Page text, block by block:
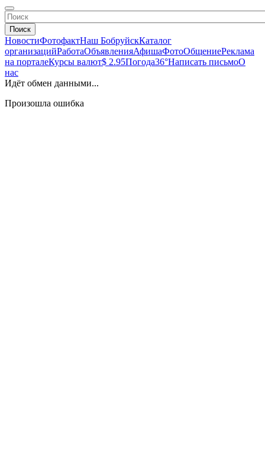
Поиск
НовостиФотофактНаш БобруйскКаталог
организацийРаботаОбъявленияАфишаФотоОбщениеРеклама
на порталеКурсы валют$ 2.95Погода36°Написать письмоО
нас
Идёт обмен данными...
Произошла ошибка